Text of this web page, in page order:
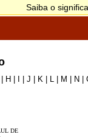
H J K L M N
DE